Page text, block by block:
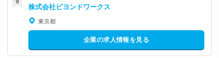
株式会社ビヨンドワークス
東京都
企業の求人情報を見る